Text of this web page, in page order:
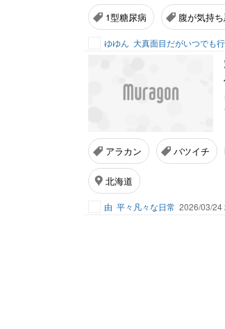
1型糖尿病 腹が気持
ゆゆん 大真面目だがいつでも
アラカン バツイチ
北海道
由 平々凡々な日常 2026/03/24